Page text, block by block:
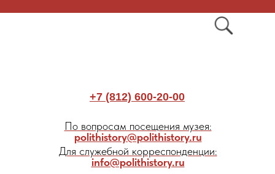
+7 (812) 600-20-00
По вопросам посещения музея:
polithistory@polithistory.ru
Для служебной корреспонденции:
info@polithistory.ru